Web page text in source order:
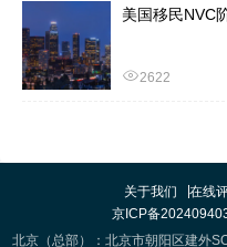
美国移民NVC
2622
关于我们 在线
京ICP备
北京（总部）：北京市朝阳区建外